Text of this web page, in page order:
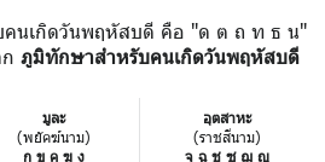
นเกิดวันพฤหัสบดี คือ "ด ต ถ ท ธ น"
ภูมิทักษาสำหรับคนเกิดวันพฤหัสบดี
มูละ
(พยัคฆ์นาม)
ก ข ค ฆ ง
อุตสาหะ
(ราชสีนาม)
จ ฉ ช ซ ฌ ญ